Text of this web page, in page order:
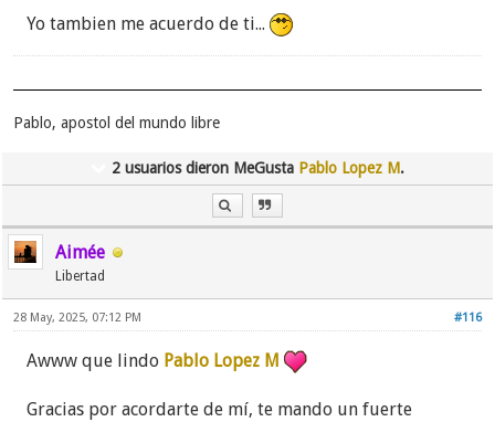
Te mando un fuerte abrazo en la distancia
Yo tambien me acuerdo de ti...
Pablo, apostol del mundo libre
2 usuarios dieron MeGusta Pablo Lopez M.
Aimée
Libertad
#116
28 May, 2025, 07:12 PM
Awww que lindo Pablo Lopez M
Gracias por acordarte de mí, te mando un fuerte